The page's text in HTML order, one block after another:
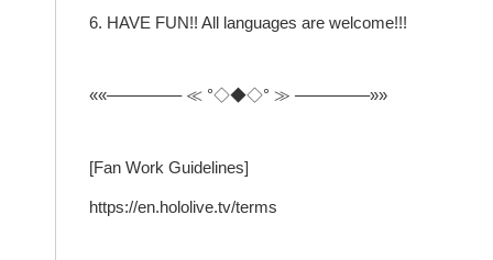
6. HAVE FUN!! All languages are welcome!!!
««————– ≪ °◇◆◇° ≫ ————–»»
[Fan Work Guidelines]
https://en.hololive.tv/terms